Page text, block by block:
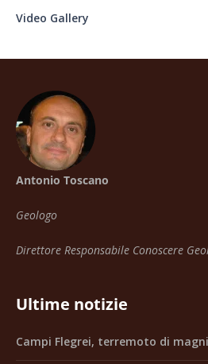
Video Gallery
Antonio Toscano
Geologo
Direttore Responsabile Conoscere
Ultime notizie
Campi Flegrei, terremoto di